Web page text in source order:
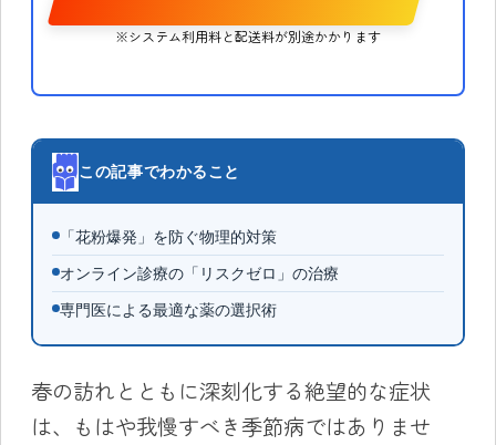
※システム利用料と配送料が別途かかります
この記事でわかること
「花粉爆発」を防ぐ物理的対策
オンライン診療の「リスクゼロ」の治療
専門医による最適な薬の選択術
春の訪れとともに深刻化する絶望的な症状
は、もはや我慢すべき季節病ではありませ